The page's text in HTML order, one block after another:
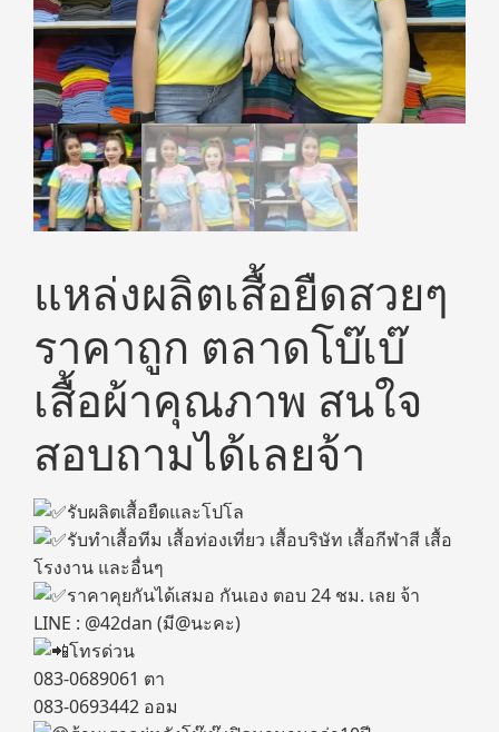
แหล่งผลิตเสื้อยืดสวยๆ
ราคาถูก ตลาดโบ๊เบ๊
เสื้อผ้าคุณภาพ สนใจ
สอบถามได้เลยจ้า
รับผลิตเสื้อยืดและโปโล
รับทำเสื้อทีม เสื้อท่องเที่ยว เสื้อบริษัท เสื้อกีฬาสี เสื้อ
โรงงาน และอื่นๆ
ราคาคุยกันได้เสมอ กันเอง ตอบ 24 ชม. เลย จ้า
LINE : @42dan (มี@นะคะ)
โทรด่วน
083-0689061 ตา
083-0693442 ออม